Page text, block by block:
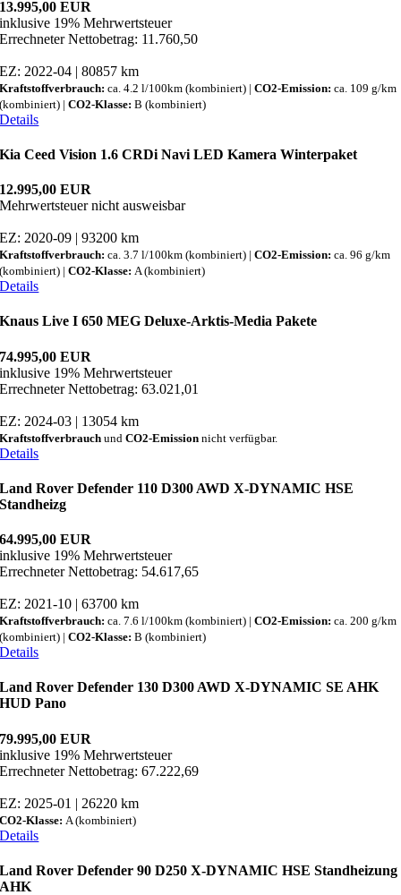
13.995,00 EUR
inklusive 19% Mehrwertsteuer
Errechneter Nettobetrag: 11.760,50
EZ: 2022-04 | 80857 km
Kraftstoffverbrauch:ca. 4.2 l/100km (kombiniert) |CO2-Emission:ca. 109 g/km
(kombiniert) |CO2-Klasse:B (kombiniert)
Details
Kia Ceed Vision 1.6 CRDi Navi LED Kamera Winterpaket
12.995,00 EUR
Mehrwertsteuer nicht ausweisbar
EZ: 2020-09 | 93200 km
Kraftstoffverbrauch:ca. 3.7 l/100km (kombiniert) |CO2-Emission:ca. 96 g/km
(kombiniert) |CO2-Klasse:A (kombiniert)
Details
Knaus Live I 650 MEG Deluxe-Arktis-Media Pakete
74.995,00 EUR
inklusive 19% Mehrwertsteuer
Errechneter Nettobetrag: 63.021,01
EZ: 2024-03 | 13054 km
Kraftstoffverbrauch undCO2-Emission nicht verfügbar.
Details
Land Rover Defender 110 D300 AWD X-DYNAMIC HSE
Standheizg
64.995,00 EUR
inklusive 19% Mehrwertsteuer
Errechneter Nettobetrag: 54.617,65
EZ: 2021-10 | 63700 km
Kraftstoffverbrauch:ca. 7.6 l/100km (kombiniert) |CO2-Emission:ca. 200 g/km
(kombiniert) |CO2-Klasse:B (kombiniert)
Details
Land Rover Defender 130 D300 AWD X-DYNAMIC SE AHK
HUD Pano
79.995,00 EUR
inklusive 19% Mehrwertsteuer
Errechneter Nettobetrag: 67.222,69
EZ: 2025-01 | 26220 km
CO2-Klasse: A (kombiniert)
Details
Land Rover Defender 90 D250 X-DYNAMIC HSE Standheizung
AHK